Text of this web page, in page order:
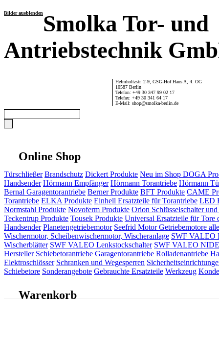
Bilder ausblendenSmolka Tor- und
Antriebstechnik
Helmholtzstr. 2-9, GSG-Hof Haus A, 4. OG
10587 Berlin
Telefon: +49 30 347 99 02 17
Telefax: +49 30 341 64 17
E-Mail: shop@smolka-berlin.de
Online Shop
Türschließer Brandschutz Dickert Produkte Neu im Shop DOGA
Handsender Hörmann Empfänger Hörmann Torantriebe Hörmann
Bernal Garagentorantriebe Berner Produkte BFT Produkte CAME
Torantriebe ELKA Produkte Einhell Ersatzteile für Torantriebe LED
Normstahl Produkte Novoferm Produkte Orion Schlüsselschalter und
Teckentrup Produkte Tousek Produkte Universal Ersatzteile für Tore
Handsender Planetengetriebemotor Seefrid Motor Getriebemotore
Wischermotor, Scheibenwischermotor, Wischeranlage SWF VALEO
Wischerblätter SWF VALEO Lenkstockschalter SWF VALEO
Hersteller Schiebetorantriebe Garagentorantriebe Rolladenantriebe
Elektroschlösser Schranken und Wegesperren
Schiebetore Sonderangebote Gebrauchte Ersatzteile Werkzeug
Warenkorb